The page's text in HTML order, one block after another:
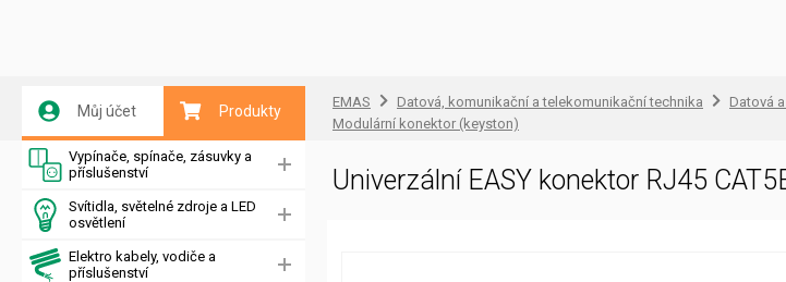
Můj účet Produkty
Vypínače, spínače, zásuvky a
příslušenství
Svítidla, světelné zdroje a LED
osvětlení
Elektro kabely, vodiče a
příslušenství
EMAS Datová, komunikační a telekomunikační technika Datová
Modulární konektor (keyston)
Univerzální EASY konektor RJ45